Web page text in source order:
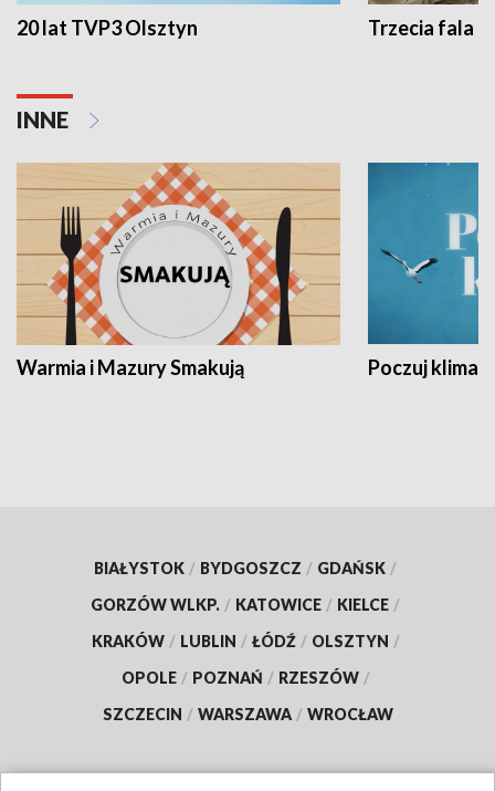
20 lat TVP3 Olsztyn Trzecia fala -
INNE
Warmia i Mazury Smakują Poczuj klimat
BIAŁYSTOK / BYDGOSZCZ / GDAŃSK /
GORZÓW WLKP. / KATOWICE / KIELCE /
KRAKÓW / LUBLIN / ŁÓDŹ / OLSZTYN /
OPOLE / POZNAŃ / RZESZÓW /
SZCZECIN / WARSZAWA / WROCŁAW